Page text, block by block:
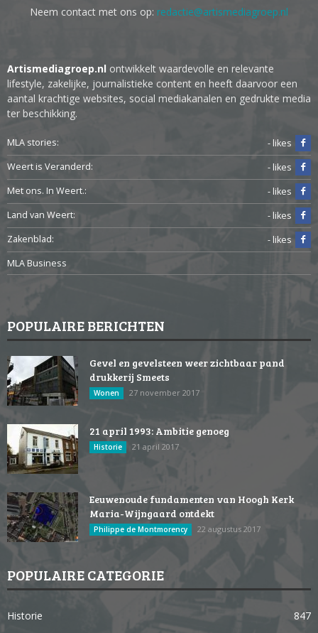
Neem contact met ons op: redactie@artismediagroep.nl
Artismediagroep.nl ontwikkelt waardevolle en relevante
lifestyle, zakelijke, journalistieke content en heeft daarvoor een
aantal krachtige websites, social mediakanalen en gedrukte media
ter beschikking.
MLA stories:
- likes
Weert is Veranderd:
- likes
Met ons. In Weert.:
- likes
Land van Weert:
- likes
Zakenblad:
- likes
MLA Business
POPULAIRE BERICHTEN
Gevel en gevelsteen weer zichtbaar pand
drukkerij Smeets
Wonen 27 november 2017
21 april 1993: Ambitie genoeg
Historie 21 april 2017
Eeuwenoude fundamenten van Hoogh Kerk
Maria-Wijngaard ontdekt
Philippe de Montmorency 22 augustus 2017
POPULAIRE CATEGORIE
Historie
847